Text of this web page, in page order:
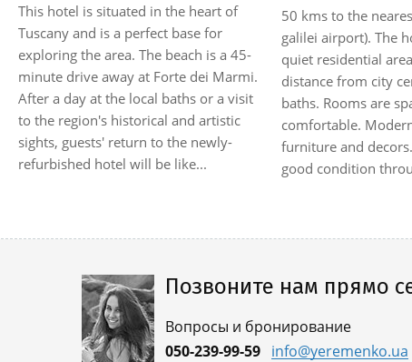
This hotel is situated in the heart of
Tuscany and is a perfect base for
exploring the area. The beach is a 45-
minute drive away at Forte dei Marmi.
After a day at the local baths or a visit
to the region's historical and artistic
sights, guests' return to the newly-
refurbished hotel will be like...
50 kms to the
galilei airport). The
quiet residential
distance from city
baths. Rooms are
comfortable.
furniture and
good condition
Позвоните нам прямо
Вопросы и бронирование
050-239-99-59 info@yeremenko.ua